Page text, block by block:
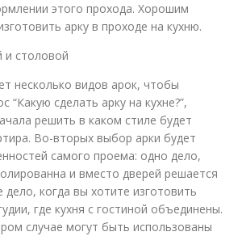
этого прохода. Хорошим
арку в проходе на кухню.
и столовой
несколько видов арок, чтобы
“Какую сделать арку на кухне?”,
решить в каком стиле будет
Во-вторых выбор арки будет
самого проема: одно дело,
и вместо дверей решается
дело, когда вы хотите изготовить
где кухня с гостиной объединены.
случае могут быть использованы